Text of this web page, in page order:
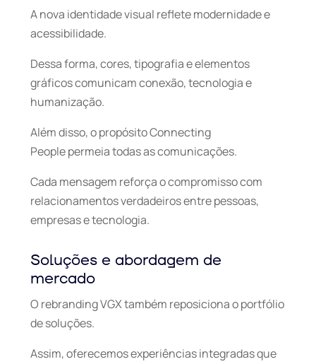
A nova identidade visual reflete modernidade e
acessibilidade.
Dessa forma, cores, tipografia e elementos
gráficos comunicam conexão, tecnologia e
humanização.
Além disso, o propósitoConnecting
People permeia todas as comunicações.
Cada mensagem reforça o compromisso com
relacionamentos verdadeiros entre pessoas,
empresas e tecnologia.
Soluções e abordagem de
mercado
O rebranding VGX também reposiciona o portfólio
de soluções.
Assim, oferecemos experiências integradas que